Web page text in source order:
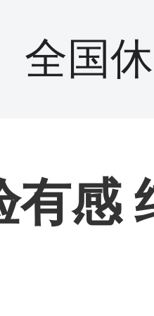
全国
有感